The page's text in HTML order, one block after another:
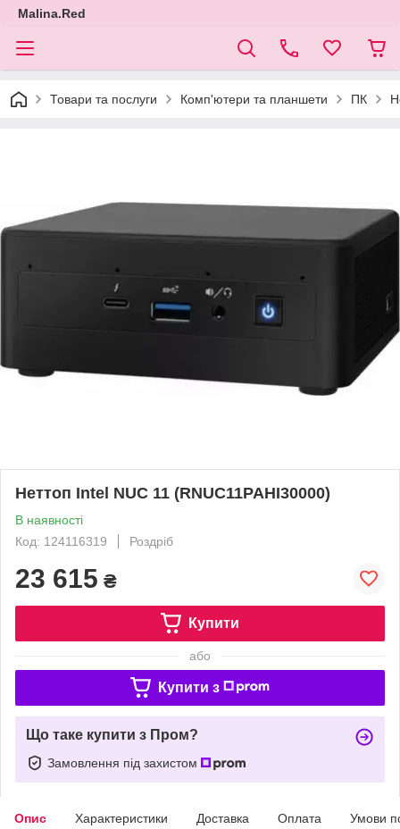
Malina.Red
Товари та послуги Комп'ютери та планшети ПК
Неттоп Intel NUC 11 (RNUC11PAHI30000)
В наявності
Код: 124116319
Роздріб
23 615 ₴
Купити
або
Купити з
Що таке купити з Пром?
Замовлення під захистом
Опис Характеристики Доставка Оплата Умови